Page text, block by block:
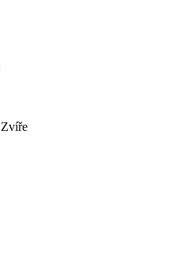
Zvíře